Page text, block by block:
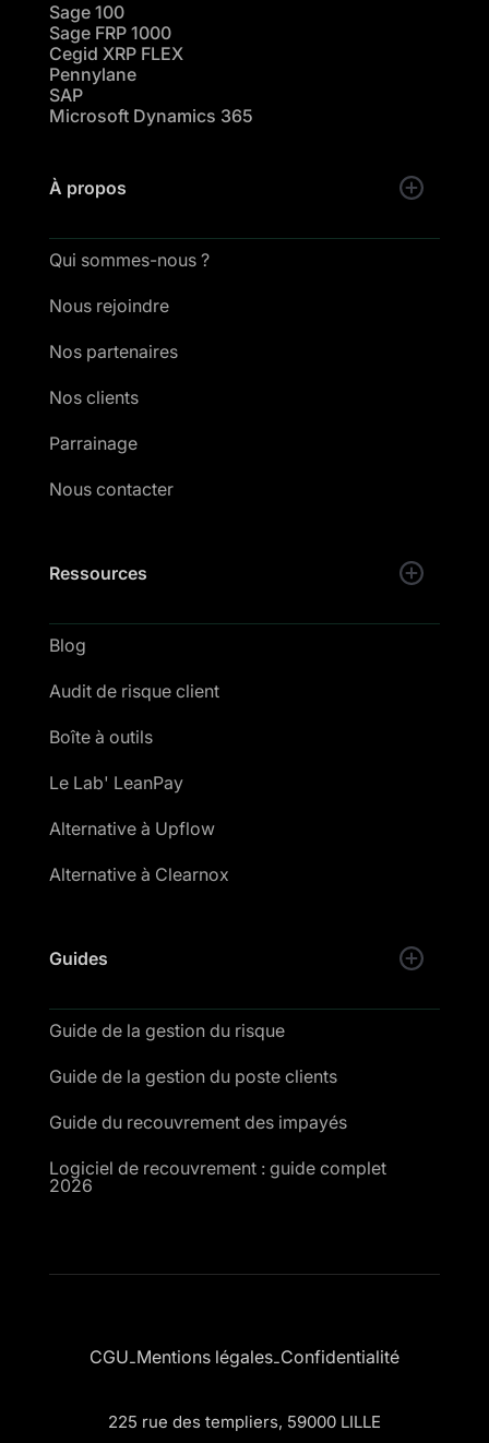
Sage 100
Sage FRP 1000
Cegid XRP FLEX
Pennylane
SAP
Microsoft Dynamics 365
À propos
Qui sommes-nous ?
Nous rejoindre
Nos partenaires
Nos clients
Parrainage
Nous contacter
Ressources
Blog
Audit de risque client
Boîte à outils
Le Lab' LeanPay
Alternative à Upflow
Alternative à Clearnox
Guides
Guide de la gestion du risque
Guide de la gestion du poste clients
Guide du recouvrement des impayés
Logiciel de recouvrement : guide complet
2026
CGU-Mentions légales-Confidentialité
225 rue des templiers, 59000 LILLE